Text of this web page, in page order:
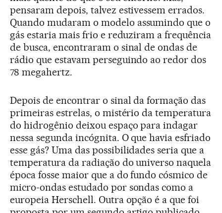
pensaram depois, talvez estivessem errados.
Quando mudaram o modelo assumindo que o
gás estaria mais frio e reduziram a frequência
de busca, encontraram o sinal de ondas de
rádio que estavam perseguindo ao redor dos
78 megahertz.
Depois de encontrar o sinal da formação das
primeiras estrelas, o mistério da temperatura
do hidrogênio deixou espaço para indagar
nessa segunda incógnita. O que havia esfriado
esse gás? Uma das possibilidades seria que a
temperatura da radiação do universo naquela
época fosse maior que a do fundo cósmico de
micro-ondas estudado por sondas como a
europeia Herschell. Outra opção é a que foi